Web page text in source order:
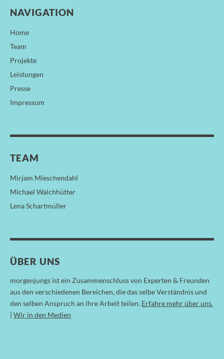
NAVIGATION
Home
Team
Projekte
Leistungen
Presse
Impressum
TEAM
Mirjam Mieschendahl
Michael Walchhütter
Lena Schartmüller
ÜBER UNS
morgenjungs ist ein Zusammenschluss von Experten & Freunden
aus den verschiedenen Bereichen, die das selbe Verständnis und
den selben Anspruch an ihre Arbeit teilen. Erfahre mehr über uns.
| Wir in den Medien